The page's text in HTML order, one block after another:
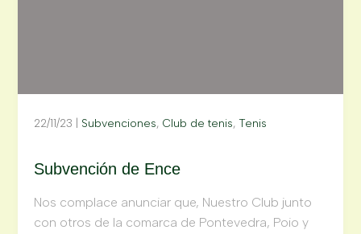
22/11/23 Subvenciones, Club de tenis, Tenis
Subvención de Ence
Nos complace anunciar que, Nuestro Club junto
con otros de la comarca de Pontevedra, Poio y